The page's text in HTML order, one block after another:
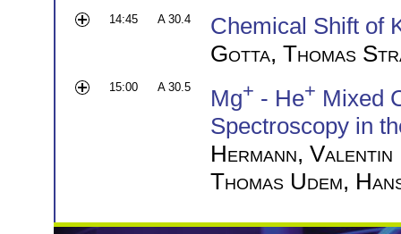
14:45 A 30.4
Chemical Shift of
Gotta, Thomas
15:00 A 30.5 Mg+ - He+ Mixed
Spectroscopy in
Hermann, Valentin
Thomas Udem,